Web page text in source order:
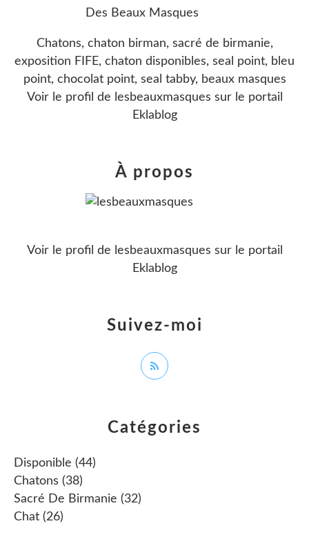
Catégories
Disponible (44)
Chatons (38)
Sacré De Birmanie (32)
Chat (26)
Chatons, chaton birman, sacré de birmanie,
exposition FIFE, chaton disponibles, seal point, bleu
point, chocolat point, seal tabby, beaux masques
Voir le profil de lesbeauxmasques sur le portail
Eklablog
Suivez-moi
À propos
Voir le profil de lesbeauxmasques sur le portail
Eklablog